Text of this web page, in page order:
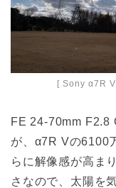
[ Sony α7R
FE 24-70mm F2.8
が、α7R Vの6100
らに解像感が高ま
さなので、太陽を